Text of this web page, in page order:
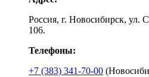
Россия, г. Новосибирск, ул.
106.
Телефоны:
+7 (383) 341-70-00